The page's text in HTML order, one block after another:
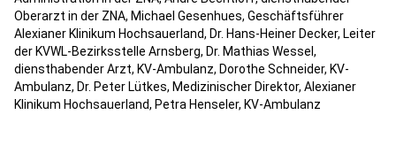
Oberarzt in der ZNA, Michael Gesenhues, Geschäftsführer
Alexianer Klinikum Hochsauerland, Dr. Hans-Heiner Decker, Leiter
der KVWL-Bezirksstelle Arnsberg, Dr. Mathias Wessel,
diensthabender Arzt, KV-Ambulanz, Dorothe Schneider, KV-
Ambulanz, Dr. Peter Lütkes, Medizinischer Direktor, Alexianer
Klinikum Hochsauerland, Petra Henseler, KV-Ambulanz